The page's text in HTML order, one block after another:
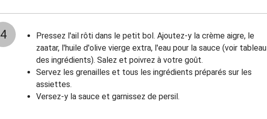
4
Pressez l'ail rôti dans le petit bol. Ajoutez-y la crème aigre, le
zaatar, l'huile d'olive vierge extra, l'eau pour la sauce (voir tableau
des ingrédients). Salez et poivrez à votre goût.
Servez les grenailles et tous les ingrédients préparés sur les
assiettes.
Versez-y la sauce et garnissez de persil.